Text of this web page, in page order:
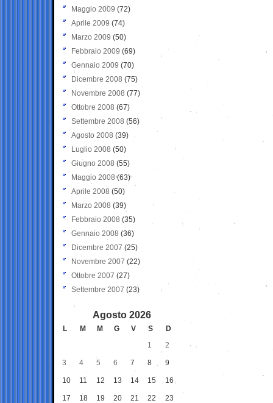
Maggio 2009 (72)
Aprile 2009 (74)
Marzo 2009 (50)
Febbraio 2009 (69)
Gennaio 2009 (70)
Dicembre 2008 (75)
Novembre 2008 (77)
Ottobre 2008 (67)
Settembre 2008 (56)
Agosto 2008 (39)
Luglio 2008 (50)
Giugno 2008 (55)
Maggio 2008(63)
Aprile 2008 (50)
Marzo 2008 (39)
Febbraio 2008 (35)
Gennaio 2008 (36)
Dicembre 2007 (25)
Novembre 2007 (22)
Ottobre 2007 (27)
Settembre 2007 (23)
Agosto 2026
L M M G V S
D
1
2
3 4 5 6 7 8 9
10 11 12 13 14 15 16
17 18 19 20 21 22 23